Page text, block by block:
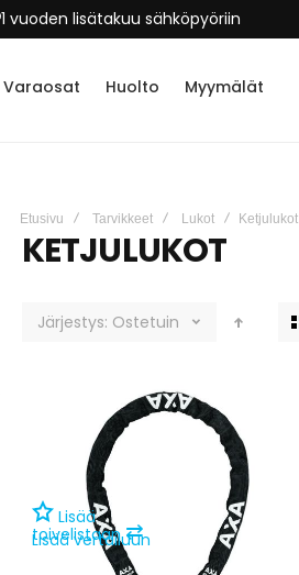
1 vuoden lisätakuu sähköpyöriin
Varaosat Huolto
Myymälät
Etusivu Tarvikkeet Lukot Ketjulukot
KETJULUKOT
Järjestys: Ostetuin
Lisää
toivelistaan ⇄
Lisää vertailuun